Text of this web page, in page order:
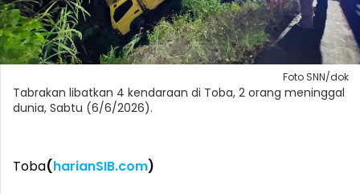
Foto SNN/dok
Tabrakan libatkan 4 kendaraan di Toba, 2 orang meninggal
dunia, Sabtu (6/6/2026).
Toba(harianSIB.com)